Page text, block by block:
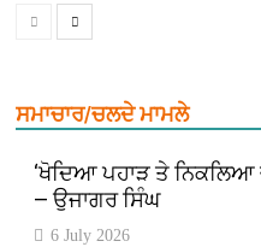
ਸਮਾਚਾਰ/ਚਲਦੇ ਮਾਮਲੇ
‘ਖੋਦਿਆ ਪਹਾੜ ਤੇ ਨਿਕਲਿਆ
— ਉਜਾਗਰ ਸਿੰਘ
6 July 2026